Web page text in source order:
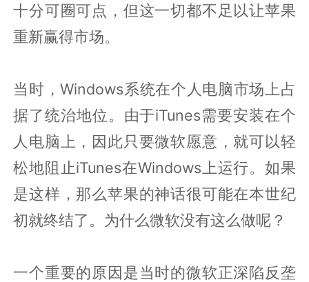
十分可圈可点，但这一切都不足以让苹果
重新赢得市场。
当时，Windows系统在个人电脑市场上占
据了统治地位。由于iTunes需要安装在个
人电脑上，因此只要微软愿意，就可以轻
松地阻止iTunes在Windows上运行。如果
是这样，那么苹果的神话很可能在本世纪
初就终结了。为什么微软没有这么做呢？
一个重要的原因是当时的微软正深陷反垄